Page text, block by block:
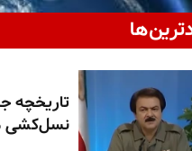
تاریخچه
نسل‌کشی